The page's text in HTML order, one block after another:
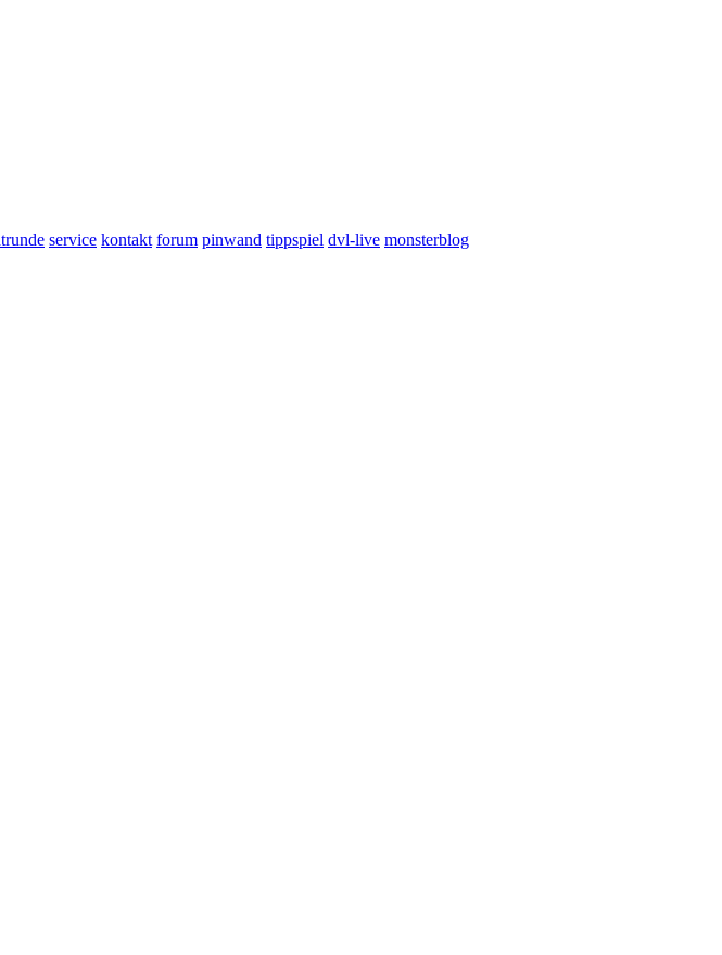
service kontakt forum pinwand tippspiel dvl-live monsterblog